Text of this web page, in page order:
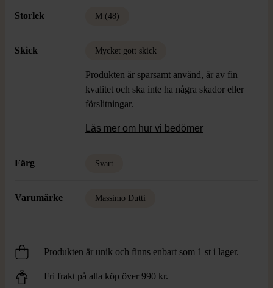
Storlek M (48)
Skick Mycket gott skick
Produkten är sparsamt använd, är av fin
kvalitet och ska inte ha några skador eller
förslitningar.
Läs mer om hur vi bedömer
Färg Svart
Varumärke Massimo Dutti
Produkten är unik och finns enbart som 1 st i lager.
Fri frakt på alla köp över 990 kr.